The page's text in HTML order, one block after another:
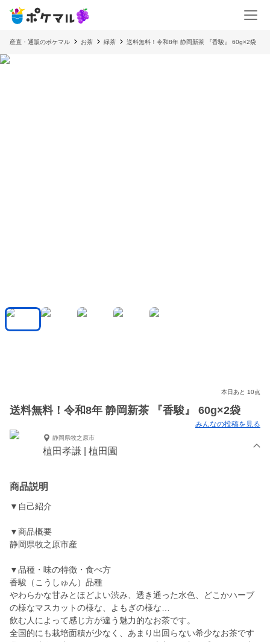
産直・通販のポケマル お茶 緑茶 送料無料！令和8年 静岡新茶 『香駿』 60g×2袋
本日あと 10点
送料無料！令和8年 静岡新茶 『香駿』 60g×2袋
みんなの投稿を見る
静岡県牧之原市
植田孝謙 | 植田園
商品説明
▼自己紹介
▼商品概要
静岡県牧之原市産
▼品種・味の特徴・食べ方
香駿（こうしゅん）品種
やわらかな甘みとほどよい渋み、透き通った水色、どこかハーブ
の様なマスカットの様な、よもぎの様な…
飲む人によって感じ方が違う魅力的なお茶です。
全国的にも栽培面積が少なく、あまり出回らない希少なお茶です